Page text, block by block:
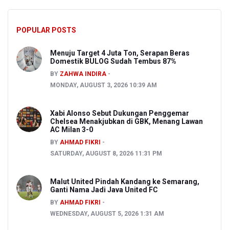
POPULAR POSTS
Menuju Target 4 Juta Ton, Serapan Beras
Domestik BULOG Sudah Tembus 87%
BY ZAHWA INDIRA
MONDAY, AUGUST 3, 2026 10:39 AM
Xabi Alonso Sebut Dukungan Penggemar
Chelsea Menakjubkan di GBK, Menang Lawan
AC Milan 3-0
BY AHMAD FIKRI
SATURDAY, AUGUST 8, 2026 11:31 PM
Malut United Pindah Kandang ke Semarang,
Ganti Nama Jadi Java United FC
BY AHMAD FIKRI
WEDNESDAY, AUGUST 5, 2026 1:31 AM